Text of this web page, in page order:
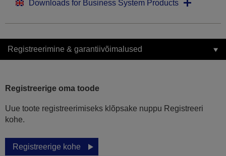
Downloads for Business System Products
Registreerimine & garantiivõimalused
Registreerige oma toode
Uue toote registreerimiseks klõpsake nuppu Registreeri
kohe.
Registreerige kohe